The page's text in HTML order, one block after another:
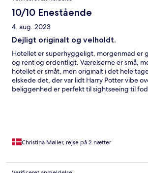
10/10 Enestående
4. aug. 2023
Dejligt originalt og velholdt.
Hotellet er superhyggeligt, morgenmad er
og rent og ordentligt. Værelserne er små,
hotellet er småt, men originalt i det hele
elskede det, der var lidt Harry Potter vibe
beliggenhed er perfekt til sightseeing til
Christina Møller, rejse på 2 nætter